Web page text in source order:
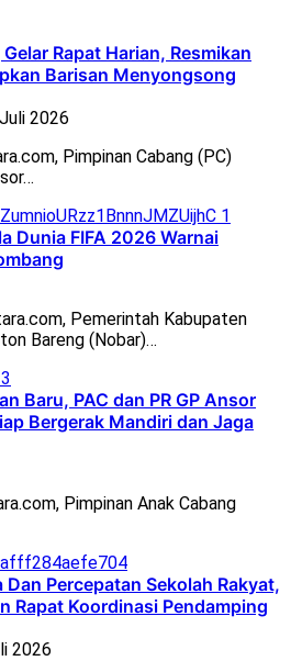
Rapat Harian, Resmikan
Barisan Menyongsong
2026
Pimpinan Cabang (PC)
Dunia FIFA 2026 Warnai
Pemerintah Kabupaten
Bareng (Nobar)…
Baru, PAC dan PR GP Ansor
Bergerak Mandiri dan Jaga
Pimpinan Anak Cabang
Percepatan Sekolah Rakyat,
Rapat Koordinasi Pendamping
2026